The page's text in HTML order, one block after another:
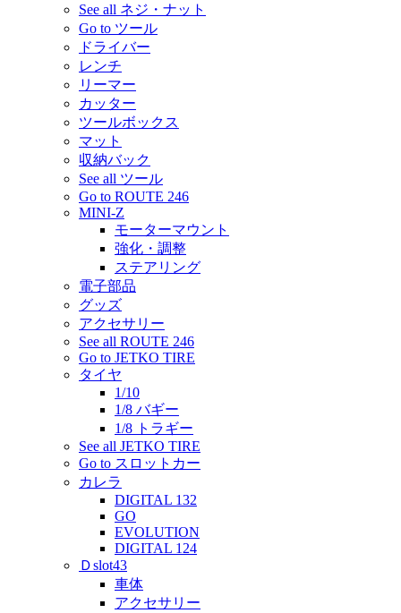
See all ネジ・ナット
Go to ツール
ドライバー
レンチ
リーマー
カッター
ツールボックス
マット
収納バック
See all ツール
Go to ROUTE 246
MINI-Z
モーターマウント
強化・調整
ステアリング
電子部品
グッズ
アクセサリー
See all ROUTE 246
Go to JETKO TIRE
タイヤ
1/10
1/8 バギー
1/8 トラギー
See all JETKO TIRE
Go to スロットカー
カレラ
DIGITAL 132
GO
EVOLUTION
DIGITAL 124
Ｄslot43
車体
アクセサリー